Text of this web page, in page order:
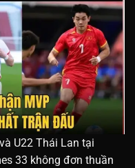
U22 Thái Lan tại
33 không đơn thuần